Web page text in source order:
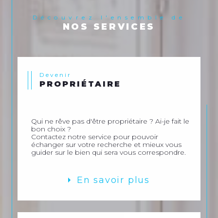
Découvrez l'ensemble de
NOS SERVICES
Devenir
PROPRIÉTAIRE
Qui ne rêve pas d'être propriétaire ? Ai-je fait le
bon choix ?
Contactez notre service pour pouvoir
échanger sur votre recherche et mieux vous
guider sur le bien qui sera vous correspondre.
En savoir plus